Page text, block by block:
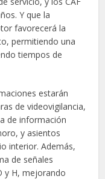
Y que la
favorecerá la
permitiendo una
tiempos de
estarán
de videovigilancia,
de información
y asientos
interior. Además,
de señales
y H, mejorando